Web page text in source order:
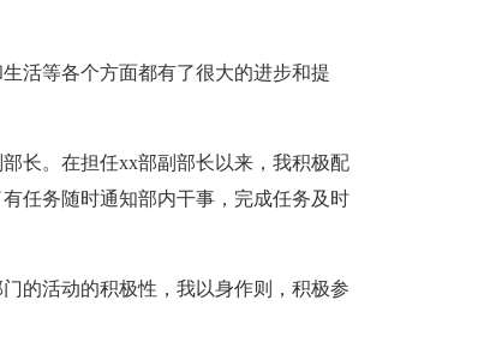
活等各个方面都有了很大的进步和提
长。在担任xx部副部长以来，我积极配
任务随时通知部内干事，完成任务及时
的活动的积极性，我以身作则，积极参